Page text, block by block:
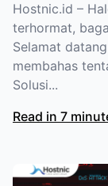
Hostnic.id –
terhormat,
Selamat
membahas
Solusi...
Read in 7